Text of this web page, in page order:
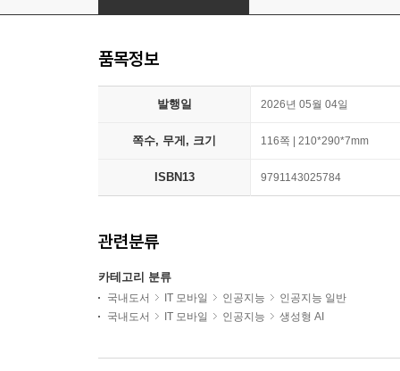
품목정보
발행일 2026년 05월 04일
쪽수, 무게, 크기 116쪽 | 210*290*7mm
ISBN13 9791143025784
관련분류
카테고리 분류
국내도서 IT 모바일 인공지능
인공지능 일반
국내도서
IT 모바일 인공지능 생성형 AI